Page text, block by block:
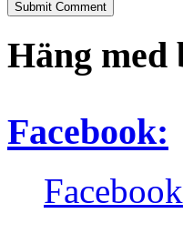
Häng med
Facebook: